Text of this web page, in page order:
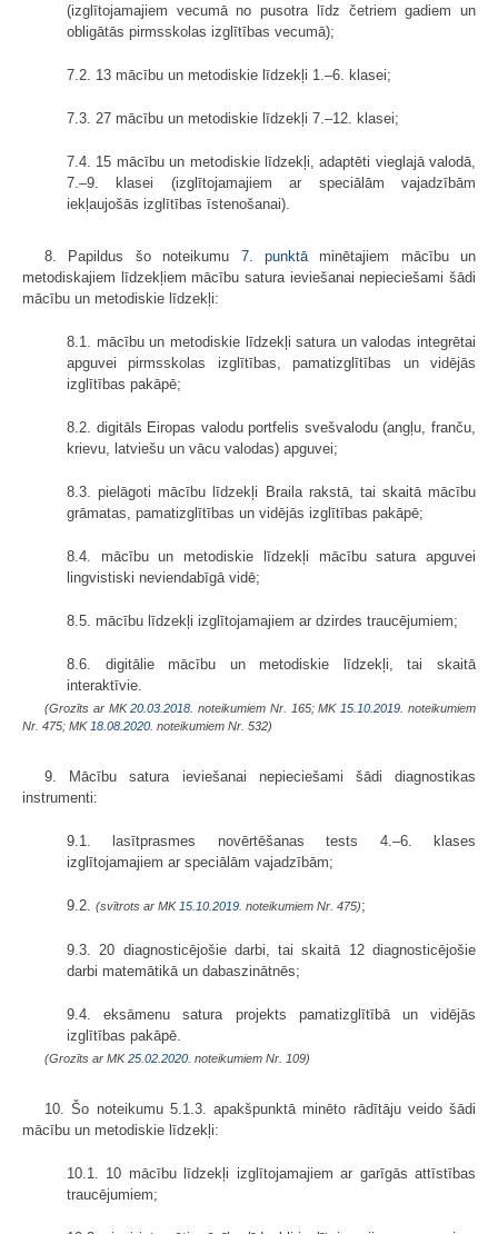
(izglītojamajiem vecumā no pusotra līdz četriem gadiem un
obligātās pirmsskolas izglītības vecumā);
7.2. 13 mācību un metodiskie līdzekļi 1.–6. klasei;
7.3. 27 mācību un metodiskie līdzekļi 7.–12. klasei;
7.4. 15 mācību un metodiskie līdzekļi, adaptēti vieglajā valodā,
7.–9. klasei (izglītojamajiem ar speciālām vajadzībām
iekļaujošās izglītības īstenošanai).
8. Papildus šo noteikumu 7. punktāminētajiem mācību un
metodiskajiem līdzekļiem mācību satura ieviešanai nepieciešami šādi
mācību un metodiskie līdzekļi:
8.1. mācību un metodiskie līdzekļi satura un valodas integrētai
apguvei pirmsskolas izglītības, pamatizglītības un vidējās
izglītības pakāpē;
8.2. digitāls Eiropas valodu portfelis svešvalodu (angļu, franču,
krievu, latviešu un vācu valodas) apguvei;
8.3. pielāgoti mācību līdzekļi Braila rakstā, tai skaitā mācību
grāmatas, pamatizglītības un vidējās izglītības pakāpē;
8.4. mācību un metodiskie līdzekļi mācību satura apguvei
lingvistiski neviendabīgā vidē;
8.5. mācību līdzekļi izglītojamajiem ar dzirdes traucējumiem;
8.6. digitālie mācību un metodiskie līdzekļi, tai skaitā
interaktīvie.
(Grozīts ar MK20.03.2018. noteikumiem Nr. 165; MK 15.10.2019. noteikumiem
Nr. 475; MK 18.08.2020. noteikumiem Nr. 532)
9. Mācību satura ieviešanai nepieciešami šādi diagnostikas
instrumenti:
9.1. lasītprasmes novērtēšanas tests 4.–6. klases
izglītojamajiem ar speciālām vajadzībām;
9.2. (svītrots ar MK 15.10.2019. noteikumiem Nr. 475);
9.3. 20 diagnosticējošie darbi, tai skaitā 12 diagnosticējošie
darbi matemātikā un dabaszinātnēs;
9.4. eksāmenu satura projekts pamatizglītībā un vidējās
izglītības pakāpē.
(Grozīts ar MK25.02.2020. noteikumiem Nr. 109)
10. Šo noteikumu 5.1.3. apakšpunktā minēto rādītāju veido šādi
mācību un metodiskie līdzekļi:
10.1. 10 mācību līdzekļi izglītojamajiem ar garīgās attīstības
traucējumiem;